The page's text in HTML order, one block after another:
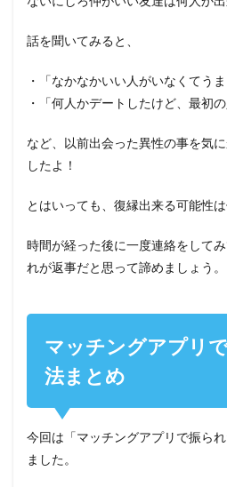
話を聞いてみると、
・「なかなかいい人がいなくてう
・「何人かデートしたけど、最初
など、以前出会った異性の事を気
したよ！
とはいっても、復縁出来る可能性は
時間が経った後に一度連絡をして
れが返事だと思って諦めましょう。
マッチングアプリ
法まとめ
今回は「マッチングアプリで振ら
ました。